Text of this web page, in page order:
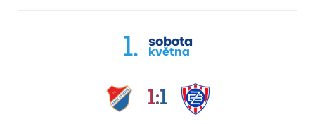
1. sobota
května
1:1